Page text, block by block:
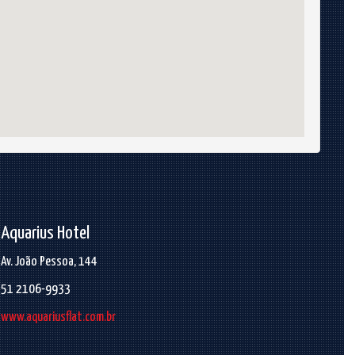
Aquarius Hotel
Av. João Pessoa, 144
51 2106-9933
www.aquariusflat.com.br